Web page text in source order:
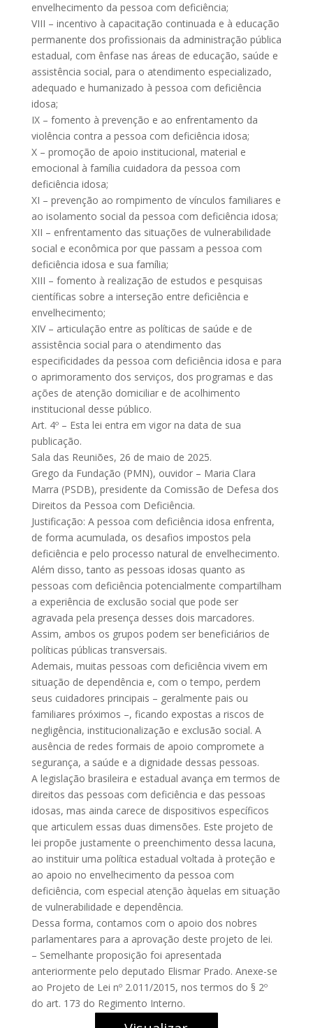
envelhecimento da pessoa com deficiência;
VIII – incentivo à capacitação continuada e à educação
permanente dos profissionais da administração pública
estadual, com ênfase nas áreas de educação, saúde e
assistência social, para o atendimento especializado,
adequado e humanizado à pessoa com deficiência
idosa;
IX – fomento à prevenção e ao enfrentamento da
violência contra a pessoa com deficiência idosa;
X – promoção de apoio institucional, material e
emocional à família cuidadora da pessoa com
deficiência idosa;
XI – prevenção ao rompimento de vínculos familiares e
ao isolamento social da pessoa com deficiência idosa;
XII – enfrentamento das situações de vulnerabilidade
social e econômica por que passam a pessoa com
deficiência idosa e sua família;
XIII – fomento à realização de estudos e pesquisas
científicas sobre a interseção entre deficiência e
envelhecimento;
XIV – articulação entre as políticas de saúde e de
assistência social para o atendimento das
especificidades da pessoa com deficiência idosa e para
o aprimoramento dos serviços, dos programas e das
ações de atenção domiciliar e de acolhimento
institucional desse público.
Art. 4º – Esta lei entra em vigor na data de sua
publicação.
Sala das Reuniões, 26 de maio de 2025.
Grego da Fundação (PMN), ouvidor – Maria Clara
Marra (PSDB), presidente da Comissão de Defesa dos
Direitos da Pessoa com Deficiência.
Justificação: A pessoa com deficiência idosa enfrenta,
de forma acumulada, os desafios impostos pela
deficiência e pelo processo natural de envelhecimento.
Além disso, tanto as pessoas idosas quanto as
pessoas com deficiência potencialmente compartilham
a experiência de exclusão social que pode ser
agravada pela presença desses dois marcadores.
Assim, ambos os grupos podem ser beneficiários de
políticas públicas transversais.
Ademais, muitas pessoas com deficiência vivem em
situação de dependência e, com o tempo, perdem
seus cuidadores principais – geralmente pais ou
familiares próximos –, ficando expostas a riscos de
negligência, institucionalização e exclusão social. A
ausência de redes formais de apoio compromete a
segurança, a saúde e a dignidade dessas pessoas.
A legislação brasileira e estadual avança em termos de
direitos das pessoas com deficiência e das pessoas
idosas, mas ainda carece de dispositivos específicos
que articulem essas duas dimensões. Este projeto de
lei propõe justamente o preenchimento dessa lacuna,
ao instituir uma política estadual voltada à proteção e
ao apoio no envelhecimento da pessoa com
deficiência, com especial atenção àquelas em situação
de vulnerabilidade e dependência.
Dessa forma, contamos com o apoio dos nobres
parlamentares para a aprovação deste projeto de lei.
– Semelhante proposição foi apresentada
anteriormente pelo deputado Elismar Prado. Anexe-se
ao Projeto de Lei nº 2.011/2015, nos termos do § 2º
do art. 173 do Regimento Interno.